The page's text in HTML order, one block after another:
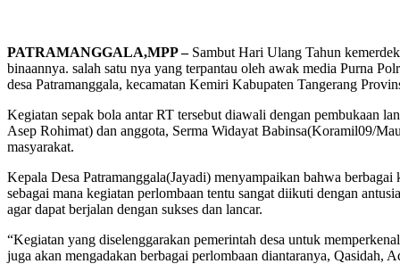
PATRAMANGGALA,MPP –Sambut Hari Ulang Tahun
binaannya. salah satu nya yang terpantau oleh awak media Purna
desa Patramanggala, kecamatan Kemiri Kabupaten Tangerang
Kegiatan sepak bola antar RT tersebut diawali dengan pembukaan
Asep Rohimat) dan anggota, Serma Widayat Babinsa(Koramil09/
masyarakat.
Kepala Desa Patramanggala(Jayadi) menyampaikan bahwa
sebagai mana kegiatan perlombaan tentu sangat diikuti dengan
agar dapat berjalan dengan sukses dan lancar.
“Kegiatan yang diselenggarakan pemerintah desa untuk
juga akan mengadakan berbagai perlombaan diantaranya,